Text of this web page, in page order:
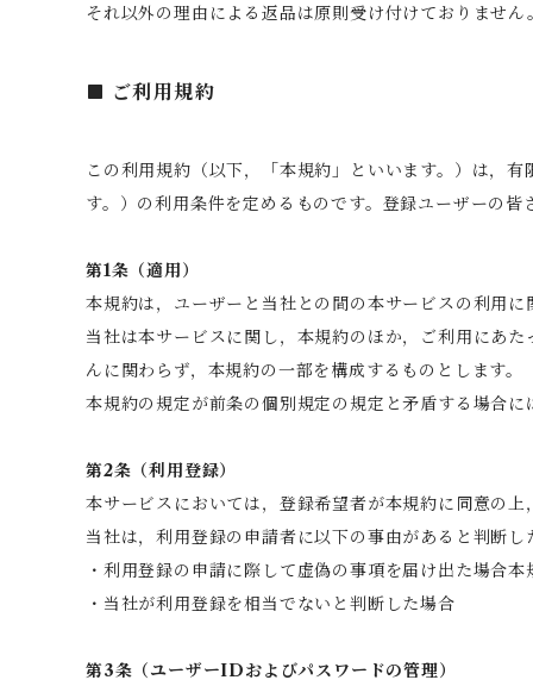
それ以外の理由による返品は原則受け付けておりませ
ご利用規約
この利用規約（以下，「本規約」といいます。）は，
す。）の利用条件を定めるものです。登録ユーザーの
第1条（適用）
本規約は，ユーザーと当社との間の本サービスの利用
当社は本サービスに関し，本規約のほか，ご利用にあ
んに関わらず，本規約の一部を構成するものとします。
本規約の規定が前条の個別規定の規定と矛盾する場合
第2条（利用登録）
本サービスにおいては，登録希望者が本規約に同意の
当社は，利用登録の申請者に以下の事由があると判断
・利用登録の申請に際して虚偽の事項を届け出た場合
・当社が利用登録を相当でないと判断した場合
第3条（ユーザーIDおよびパスワードの管理）